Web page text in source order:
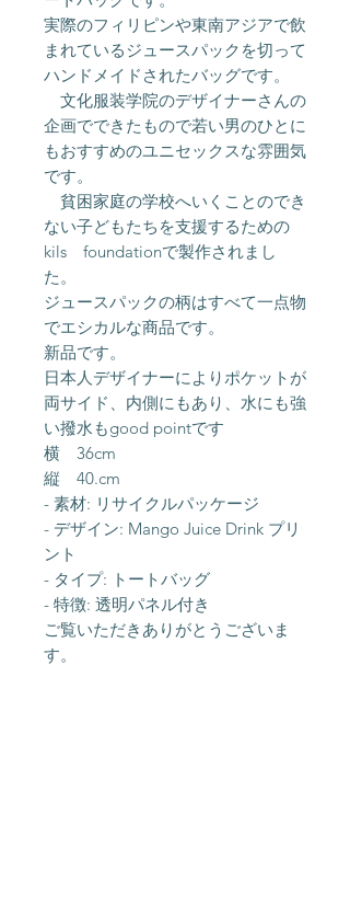
実際のフィリピンや東南アジアで飲
まれているジュースパックを切って
ハンドメイドされたバッグです。
文化服装学院のデザイナーさんの
企画でできたもので若い男のひとに
もおすすめのユニセックスな雰囲気
です。
貧困家庭の学校へいくことのでき
ない子どもたちを支援するための
kils foundationで製作されまし
た。
ジュースパックの柄はすべて一点物
でエシカルな商品です。
新品です。
日本人デザイナーによりポケットが
両サイド、内側にもあり、水にも強
い撥水もgood pointです
横 36cm
縦 40.cm
- 素材: リサイクルパッケージ
- デザイン: Mango Juice Drink プリ
ント
- タイプ: トートバッグ
- 特徴: 透明パネル付き
ご覧いただきありがとうございま
す。